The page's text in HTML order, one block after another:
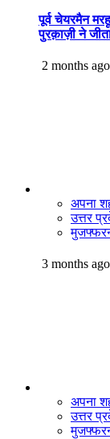
पूर्व चेयरमैन
पुरक़ाज़ी ने
2 months ago
अपना
उत्तर
3 months ago
अपना
उत्तर